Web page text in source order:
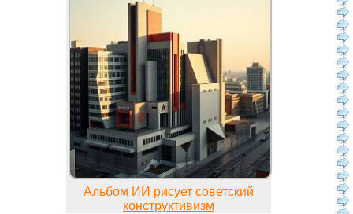
Альбом ИИ рисует советский
конструктивизм